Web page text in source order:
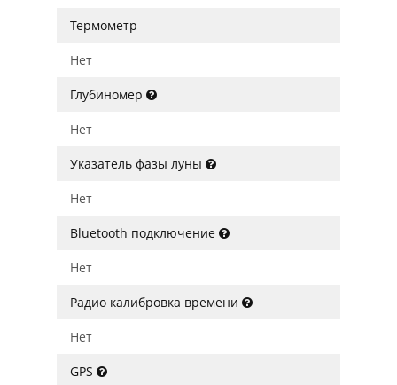
Термометр
Нет
Глубиномер
Нет
Указатель фазы луны
Нет
Bluetooth подключение
Нет
Радио калибровка времени
Нет
GPS